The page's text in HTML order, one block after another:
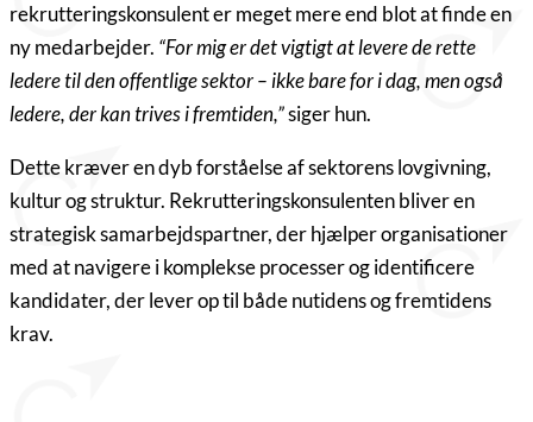
rekrutteringskonsulent er meget mere end blot at finde en
ny medarbejder. “For mig er det vigtigt at levere de rette
ledere til den offentlige sektor – ikke bare for i dag, men også
ledere, der kan trives i fremtiden,”siger hun.
Dette kræver en dyb forståelse af sektorens lovgivning,
kultur og struktur. Rekrutteringskonsulenten bliver en
strategisk samarbejdspartner, der hjælper organisationer
med at navigere i komplekse processer og identificere
kandidater, der lever op til både nutidens og fremtidens
krav.